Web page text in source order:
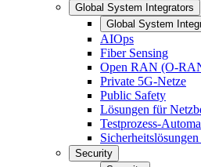
Global System Integrators
Global System
AIOps
Fiber Sensing
Open RAN (O-
Private 5G-Netze
Public Safety
Lösungen für
Testprozess-
Security